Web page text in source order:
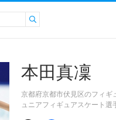
本田真凜
京都府京都市伏見区のフィ
ュニアフィギュアスケート選